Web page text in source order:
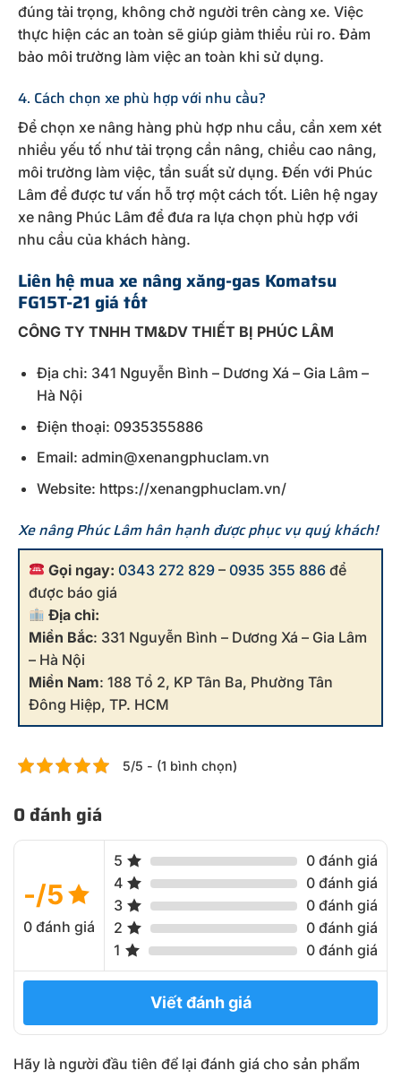
đúng tải trọng, không chở người trên càng xe. Việc
thực hiện các an toàn sẽ giúp giảm thiểu rủi ro. Đảm
bảo môi trường làm việc an toàn khi sử dụng.
4. Cách chọn xe phù hợp với nhu cầu?
Để chọn xe nâng hàng phù hợp nhu cầu, cần xem xét
nhiều yếu tố như tải trọng cần nâng, chiều cao nâng,
môi trường làm việc, tần suất sử dụng. Đến với Phúc
Lâm để được tư vấn hỗ trợ một cách tốt. Liên hệ ngay
xe nâng Phúc Lâm để đưa ra lựa chọn phù hợp với
nhu cầu của khách hàng.
Liên hệ mua xe nâng xăng-gas Komatsu
FG15T-21 giá tốt
CÔNG TY TNHH TM&DV THIẾT BỊ PHÚC LÂM
Địa chỉ: 341 Nguyễn Bình – Dương Xá – Gia Lâm –
Hà Nội
Điện thoại: 0935355886
Email: admin@xenangphuclam.vn
Website: https://xenangphuclam.vn/
Xe nâng Phúc Lâm hân hạnh được phục vụ quý khách!
Gọi ngay: 0343 272 829 –0935 355 886 để
được báo giá
Địa chỉ:
Miền Bắc: 331 Nguyễn Bình – Dương Xá – Gia Lâm
– Hà Nội
Miền Nam: 188 Tổ 2, KP Tân Ba, Phường Tân
Đông Hiệp, TP. HCM
5/5 - (1 bình chọn)
0 đánh giá
-/5
0 đánh giá
5
0 đánh giá
4
0 đánh giá
3
0 đánh giá
2
0 đánh giá
1
0 đánh giá
Viết đánh giá
Hãy là người đầu tiên để lại đánh giá cho sản phẩm